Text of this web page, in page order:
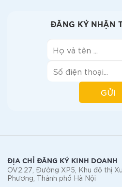
ĐĂNG KÝ NHẬN
ĐỊA CHỈ ĐĂNG KÝ KINH DOANH
OV2.27, Đường XP5, Khu đô thị
Phương, Thành phố Hà Nội